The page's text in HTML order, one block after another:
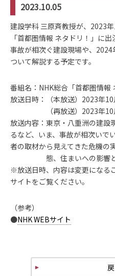
2023.10.05
建設学科 三原斉教授が、2023
「首都圏情報 ネタドリ！」に出
事故が相次ぐ建設現場や、
ついて解説する予定です。
番組名：NHK総合「首都圏情報
放送日時：（本放送）2023年
（再放送）2023年10月7
放送内容：東京・八重洲の建設
るなど、いま、事故が相次いで
者の取材から見えてきた危機の
態、住まいへの影響と
※放送日時、内容は変更になる
サイトをご覧ください。
（参考）
●NHK WEBサイト